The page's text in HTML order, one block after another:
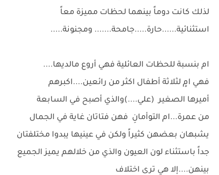
لذلك كانت دوماً بينهما لحظات مميزة معاً
استثنائية......حارة.....جامحة....... ومجنونة.....
ام بنسبة للحظات العائلية فهي أروع مالديها....
فهي امٍ لثلاثة أطفال اكثر من رائعين....اكبرهم
أميرها الصغير (علي....)والذي أصبح في السابعة
من عمرة...ام التوأمانِ فهن فتاتان غاية في الجمال
يشبهان بعضهن كثيراً ولكن في عينيها يبدوا مختلفتان
جداً باستثناء لون العيون والذي من خلالهم يميز الجميع
بينهن....إلا هي ترى اختلاف